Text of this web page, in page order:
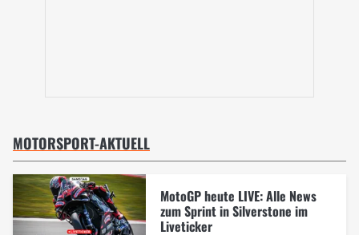
MOTORSPORT-AKTUELL
MotoGP heute LIVE: Alle News
zum Sprint in Silverstone im
Liveticker